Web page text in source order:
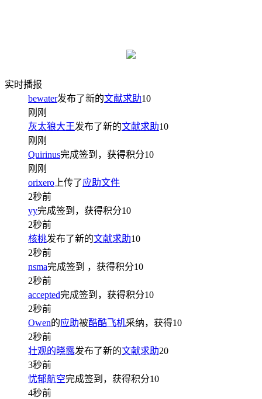
实时播报
bewater发布了新的文献求助10
刚刚
灰太狼大王发布了新的文献求助10
刚刚
Quirinus完成签到，获得积分10
刚刚
orixero 上传了应助文件
2秒前
yy完成签到，获得积分10
2秒前
核桃发布了新的文献求助10
2秒前
nsma完成签到 ，获得积分10
2秒前
accepted完成签到，获得积分10
2秒前
Owen的应助被酷酷飞机采纳，获得10
2秒前
壮观的晓露发布了新的文献求助20
3秒前
忧郁航空完成签到，获得积分10
4秒前